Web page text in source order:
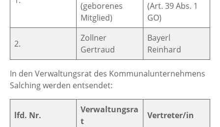
(geborenes
Mitglied)
(Art. 39 Abs. 1
GO)
2.
Zollner
Gertraud
Bayerl
Reinhard
In den Verwaltungsrat des Kommunalunternehmens
Salching werden entsendet:
lfd. Nr.
Verwaltungsra
t
Vertreter/in